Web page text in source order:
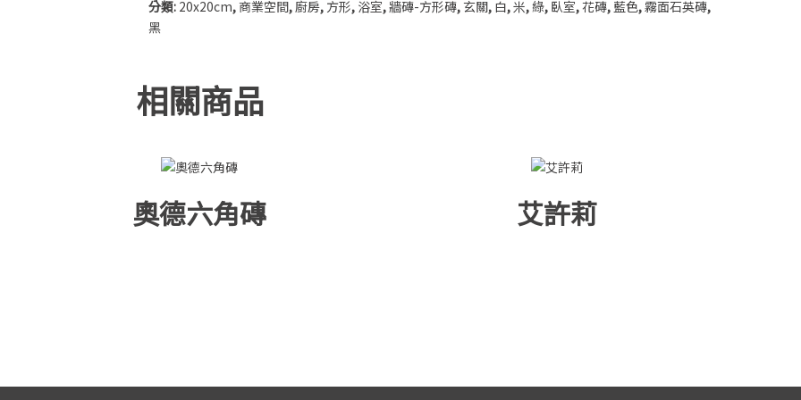
10x30cm
30x150cm
分類: 20x20cm,商業空間,廚房, 方形, 浴室,牆磚-方形磚,玄關, 白,米,綠, 臥室,花磚, 藍色,霧面石英磚,
黑
相關商品
奧德六角磚 艾許莉